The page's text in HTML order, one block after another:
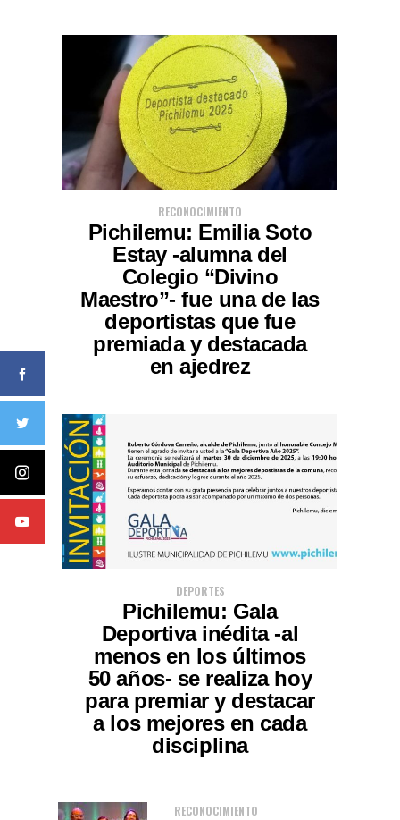
RECONOCIMIENTO
Pichilemu: Emilia Soto
Estay -alumna del
Colegio “Divino
Maestro”- fue una de las
deportistas que fue
premiada y destacada
en ajedrez
DEPORTES
Pichilemu: Gala
Deportiva inédita -al
menos en los últimos
50 años- se realiza hoy
para premiar y destacar
a los mejores en cada
disciplina
RECONOCIMIENTO